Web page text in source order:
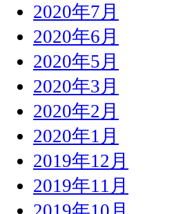
2020年7月
2020年6月
2020年5月
2020年3月
2020年2月
2020年1月
2019年12月
2019年11月